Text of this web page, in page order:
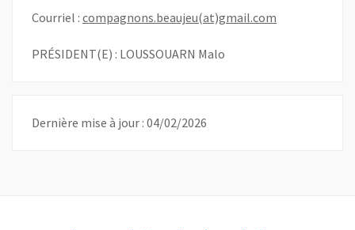
Courriel : compagnons.beaujeu(at)gmail.com
PRÉSIDENT(E) : LOUSSOUARN Malo
Dernière mise à jour : 04/02/2026